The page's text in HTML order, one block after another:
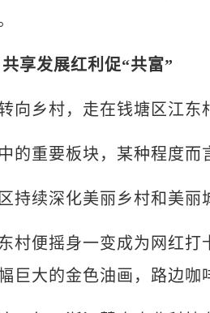
发展红利促“共富”
乡村，走在钱塘区江东
重要板块，某种程度而
续深化美丽乡村和美丽
便摇身一变成为网红打
巨大的金色油画，路边咖